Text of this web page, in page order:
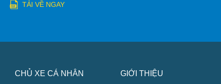
TẢI VỀ NGAY
CHỦ XE CÁ NHÂN GIỚI THIỆU